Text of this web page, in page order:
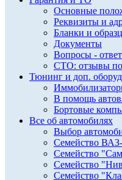
Основные
Реквизиты и
Бланки и
Документы
Вопросы -
СТО: отзывы
Тюнинг и доп.
В помощь
Бортовые
Все об автомобилях
Выбор
Семейство
Семейство
Семейство
Семейство